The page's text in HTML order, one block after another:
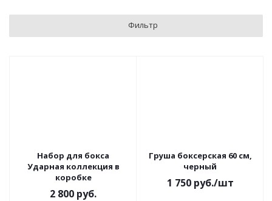
Фильтр
Набор для бокса
Ударная коллекция в
коробке
2 800 руб.
Груша боксерская 60 см,
черный
1 750руб./шт